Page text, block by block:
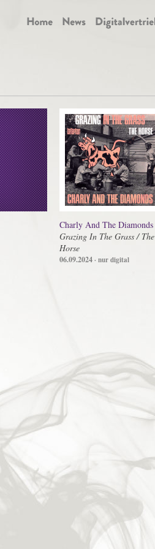
Charly And The Diamonds
Grazing In The Grass / The
Horse
06.09.2024· nur digital